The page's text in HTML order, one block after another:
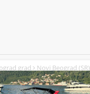
grad Novi Beograd (SR)